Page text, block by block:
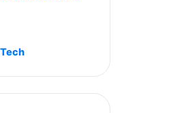
Galaxy
Fnac (Vendeur Tiers)